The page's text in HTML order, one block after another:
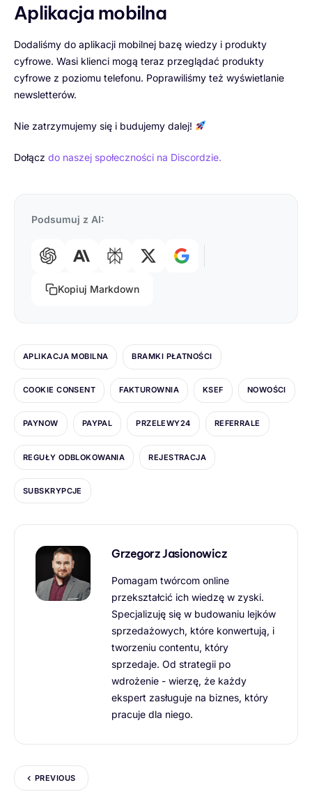
Aplikacja mobilna
Dodaliśmy do aplikacji mobilnej bazę wiedzy i produkty
cyfrowe. Wasi klienci mogą teraz przeglądać produkty
cyfrowe z poziomu telefonu. Poprawiliśmy też wyświetlanie
newsletterów.
Nie zatrzymujemy się i budujemy dalej!
Dołącz do naszej społeczności na Discordzie.
Podsumuj z AI:
Kopiuj Markdown
APLIKACJA MOBILNA BRAMKI PŁATNOŚCI
COOKIE CONSENT FAKTUROWNIA KSEF NOWOŚCI
PAYNOW PAYPAL PRZELEWY24 REFERRALE
REGUŁY ODBLOKOWANIA REJESTRACJA
SUBSKRYPCJE
Grzegorz Jasionowicz
Pomagam twórcom online
przekształcić ich wiedzę w zyski.
Specjalizuję się w budowaniu lejków
sprzedażowych, które konwertują, i
tworzeniu contentu, który
sprzedaje. Od strategii po
wdrożenie - wierzę, że każdy
ekspert zasługuje na biznes, który
pracuje dla niego.
PREVIOUS